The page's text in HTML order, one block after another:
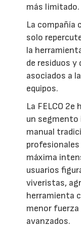
más limitado.
La compañía
solo
la
de residuos y
asociados a
equipos.
La FELCO 2e
un
manual
máxima
usuarios
viveristas,
herramienta
menor fuerza
avanzados.